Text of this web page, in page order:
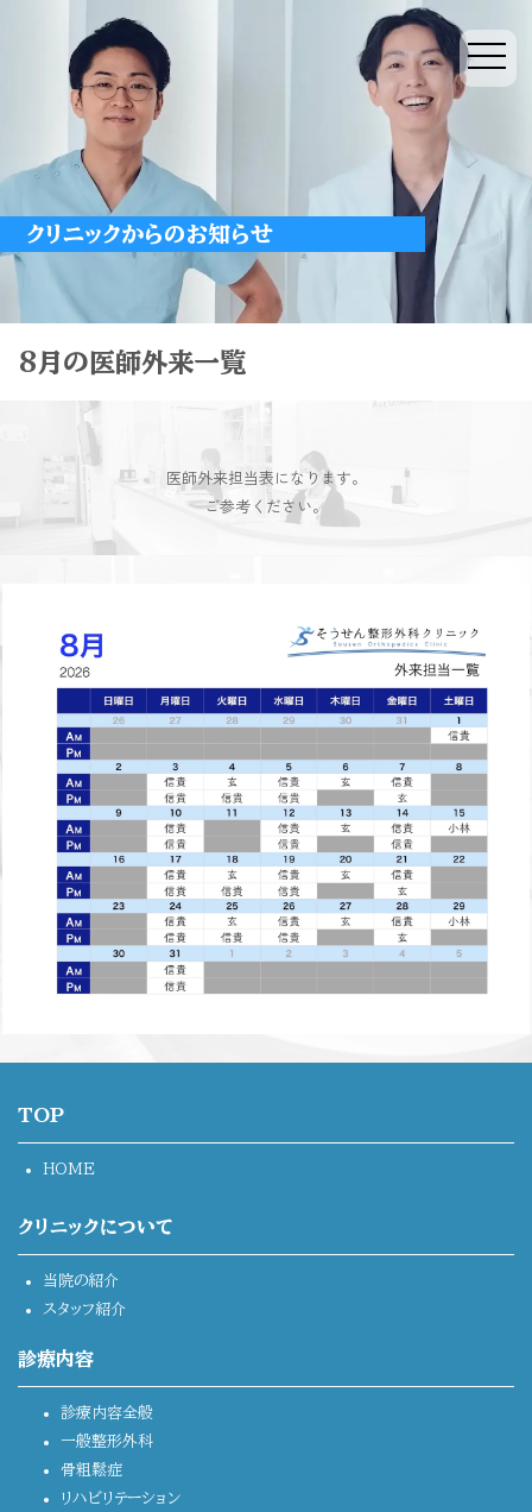
クリニックからのお知らせ
8月の医師外来一覧
医師外来担当表になります。
ご参考ください。
TOP
HOME
クリニックについて
当院の紹介
スタッフ紹介
診療内容
診療内容全般
一般整形外科
骨粗鬆症
リハビリテーション